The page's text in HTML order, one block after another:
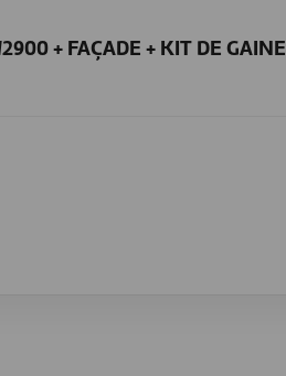
+ FAÇADE + KIT DE GAINE